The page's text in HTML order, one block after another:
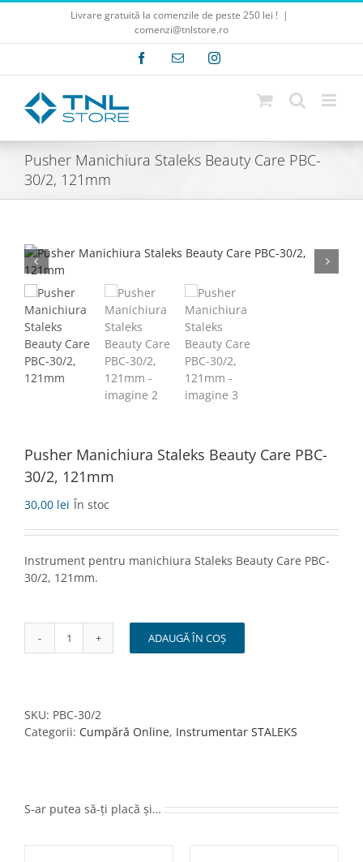
Skip
content
Livrare gratuită la comenzile de peste 250 lei ! |
comenzi@tnlstore.ro
Facebook
E-
Instagram
Pusher Manichiura Staleks Beauty Care PBC-
30/2, 121mm
Pusher Manichiura Staleks Beauty Care PBC-
30/2, 121mm
30,00 lei În stoc
Instrument pentru manichiura Staleks Beauty Care PBC-
30/2, 121mm.
Cantitate
Beauty
Care
ADAUGĂ ÎN COȘ
SKU: PBC-30/2
Categorii: Cumpără Online, Instrumentar STALEKS
S-ar putea să-ți placă și…